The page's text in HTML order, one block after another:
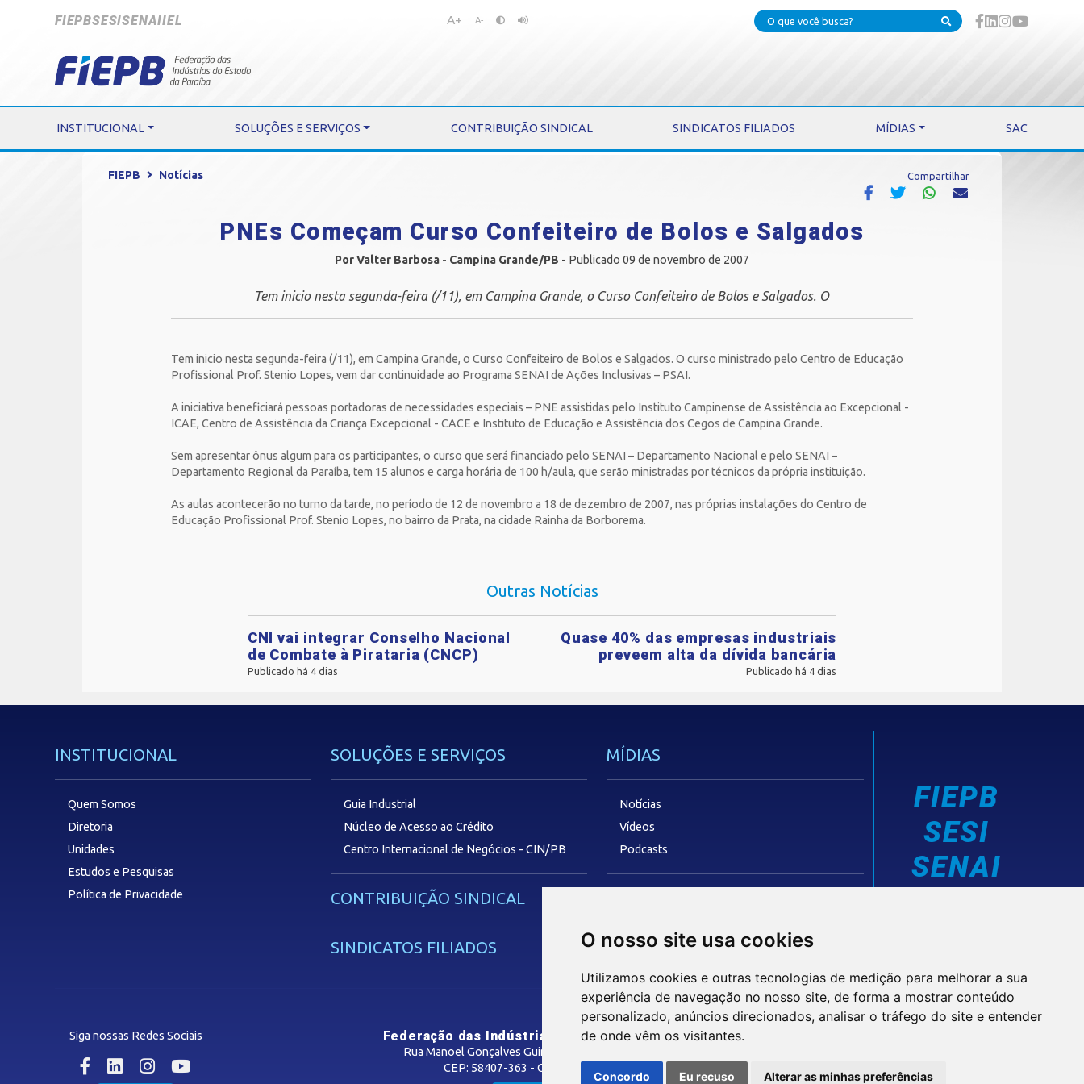
O nosso site usa cookies
Utilizamos cookies e outras tecnologias de medição para melhorar a sua
experiência de navegação no nosso site, de forma a mostrar conteúdo
personalizado, anúncios direcionados, analisar o tráfego do site e entender
de onde vêm os visitantes.
Concordo Eu recuso Alterar as minhas preferências
FIEPBSESISENAIIEL
Pular
Pular
A+ A-
INSTITUCIONAL SOLUÇÕES E SERVIÇOS CONTRIBUIÇÃO SINDICAL SINDICATOS FILIADOS MÍDIAS SAC
FIEPB Notícias Compartilhar
PNEs Começam Curso Confeiteiro de Bolos e Salgados
Por Valter Barbosa - Campina Grande/PB - Publicado 09 de novembro de 2007
Tem inicio nesta segunda-feira (/11), em Campina Grande, o Curso Confeiteiro de Bolos e Salgados. O
Tem inicio nesta segunda-feira (/11), em Campina Grande, o Curso Confeiteiro de Bolos e Salgados. O curso ministrado pelo Centro de Educação
Profissional Prof. Stenio Lopes, vem dar continuidade ao Programa SENAI de Ações Inclusivas – PSAI.
A iniciativa beneficiará pessoas portadoras de necessidades especiais – PNE assistidas pelo Instituto Campinense de Assistência ao Excepcional -
ICAE, Centro de Assistência da Criança Excepcional - CACE e Instituto de Educação e Assistência dos Cegos de Campina Grande.
Sem apresentar ônus algum para os participantes, o curso que será financiado pelo SENAI – Departamento Nacional e pelo SENAI –
Departamento Regional da Paraíba, tem 15 alunos e carga horária de 100 h/aula, que serão ministradas por técnicos da própria instituição.
As aulas acontecerão no turno da tarde, no período de 12 de novembro a 18 de dezembro de 2007, nas próprias instalações do Centro de
Educação Profissional Prof. Stenio Lopes, no bairro da Prata, na cidade Rainha da Borborema.
Outras Notícias
CNI vai integrar Conselho Nacional
de Combate à Pirataria (CNCP)
Publicado há 4 dias
Quase 40% das empresas industriais
preveem alta da dívida bancária
Publicado há 4 dias
INSTITUCIONAL
Quem Somos
Diretoria
Unidades
Estudos e Pesquisas
Política de Privacidade
SOLUÇÕES E SERVIÇOS
Guia Industrial
Núcleo de Acesso ao Crédito
Centro Internacional de Negócios - CIN/PB
CONTRIBUIÇÃO SINDICAL
SINDICATOS FILIADOS
MÍDIAS
Notícias
Vídeos
Podcasts
FIEPB
SESI
SENAI
Siga nossas Redes Sociais Federação das Indústrias do Estado da Paraíba
Rua Manoel Gonçalves Guimarães, 195 - José Pinheiro
CEP: 58407-363 - Campina Grande-PB
Termos de Uso